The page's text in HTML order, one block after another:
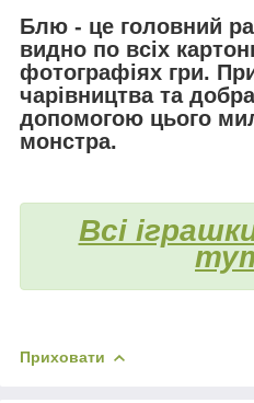
Блю - це головний
видно по всіх
фотографіях гри.
чарівництва та
допомогою цього
монстра.
Всі
Приховати